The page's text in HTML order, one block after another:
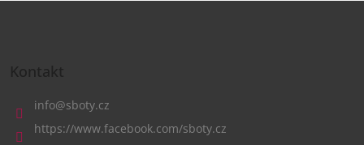
Kontakt
info@sboty.cz
https://www.facebook.com/sboty.cz